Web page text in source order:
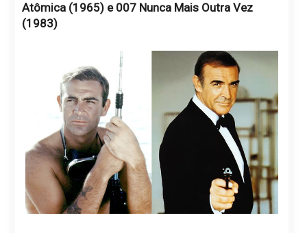
Atômica (1965) e 007 Nunca Mais Outra Vez
(1983)